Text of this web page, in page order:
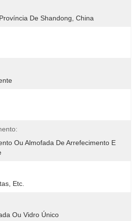
De Shandong, China
Ou Almofada De Arrefecimento E
Etc.
Ou Vidro Único